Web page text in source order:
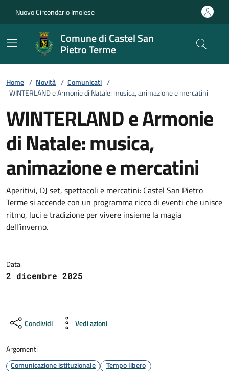
Nuovo Circondario Imolese
Comune di Castel San
Pietro Terme
Home / Novità / Comunicati /
WINTERLAND e Armonie di Natale: musica, animazione e mercatini
WINTERLAND e Armonie
di Natale: musica,
animazione e mercatini
Dettagli della notizia
Aperitivi, DJ set, spettacoli e mercatini: Castel San Pietro
Terme si accende con un programma ricco di eventi che unisce
ritmo, luci e tradizione per vivere insieme la magia
dell’inverno.
Data:
2 dicembre 2025
Condividi Vedi azioni
Argomenti
Comunicazione istituzionale
Tempo libero